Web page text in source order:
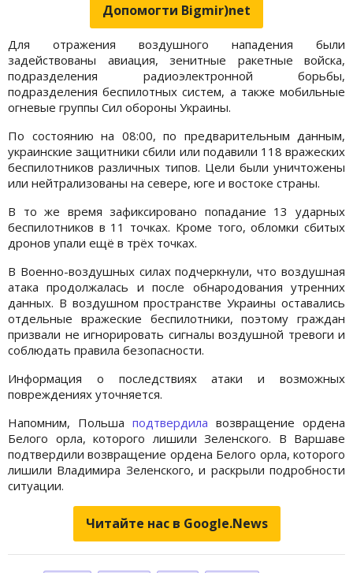
Допомогти Bigmir)net
Для отражения воздушного нападения были
задействованы авиация, зенитные ракетные войска,
подразделения радиоэлектронной борьбы,
подразделения беспилотных систем, а также мобильные
огневые группы Сил обороны Украины.
По состоянию на 08:00, по предварительным данным,
украинские защитники сбили или подавили 118 вражеских
беспилотников различных типов. Цели были уничтожены
или нейтрализованы на севере, юге и востоке страны.
В то же время зафиксировано попадание 13 ударных
беспилотников в 11 точках. Кроме того, обломки сбитых
дронов упали ещё в трёх точках.
В Военно-воздушных силах подчеркнули, что воздушная
атака продолжалась и после обнародования утренних
данных. В воздушном пространстве Украины оставались
отдельные вражеские беспилотники, поэтому граждан
призвали не игнорировать сигналы воздушной тревоги и
соблюдать правила безопасности.
Информация о последствиях атаки и возможных
повреждениях уточняется.
Напомним, Польша подтвердила возвращение ордена
Белого орла, которого лишили Зеленского. В Варшаве
подтвердили возвращение ордена Белого орла, которого
лишили Владимира Зеленского, и раскрыли подробности
ситуации.
Читайте нас в Google.News